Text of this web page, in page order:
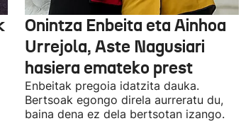
Onintza Enbeita eta Ainhoa
Urrejola, Aste Nagusiari
hasiera emateko prest
Enbeitak pregoia idatzita dauka.
Bertsoak egongo direla aurreratu du,
baina dena ez dela bertsotan izango.